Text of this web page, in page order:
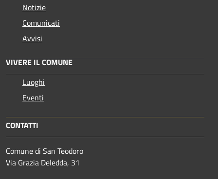
Notizie
Comunicati
Avvisi
VIVERE IL COMUNE
Luoghi
Eventi
CONTATTI
Comune di San Teodoro
Via Grazia Deledda, 31